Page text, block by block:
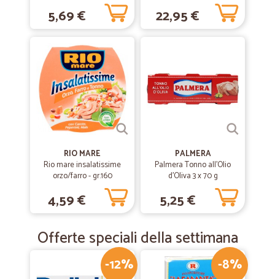
5,69 € 22,95 €
RIO MARE
Rio mare insalatissime
orzo/farro - gr.160
4,59 €
PALMERA
Palmera Tonno all'Olio
d'Oliva 3 x 70 g
5,25 €
Offerte speciali della settimana
-12% -8%